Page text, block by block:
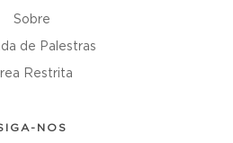
Sobre
de Palestras
Restrita
NOS